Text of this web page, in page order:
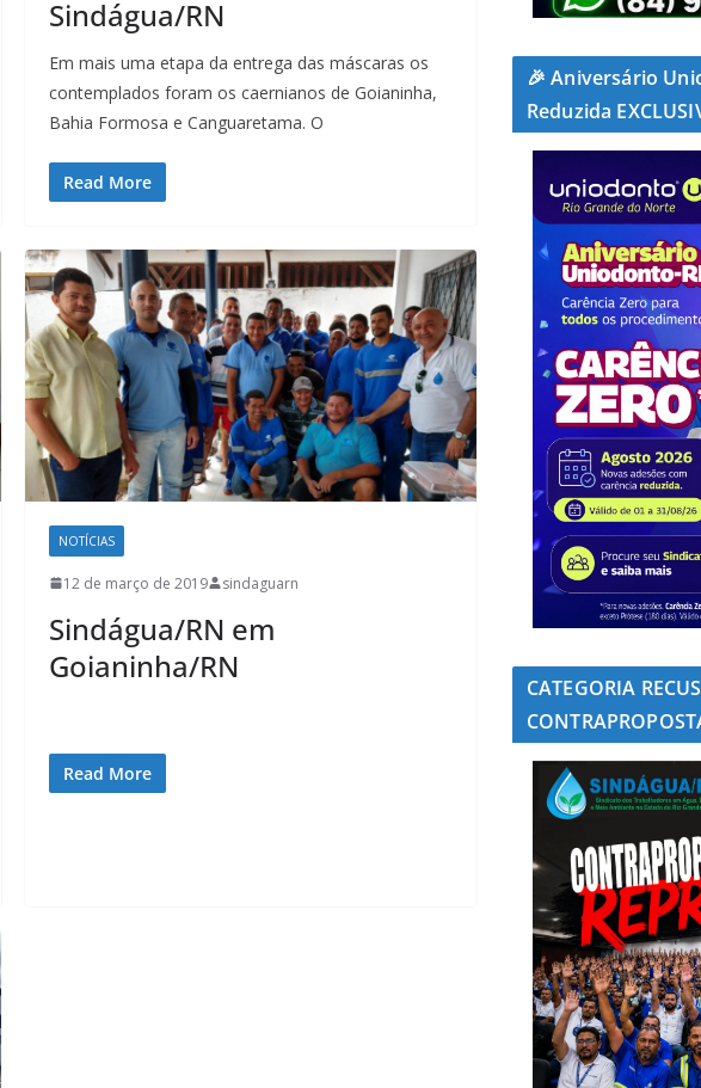
Sindágua/RN
Em mais uma etapa da entrega das máscaras os
contemplados foram os caernianos de Goianinha,
Bahia Formosa e Canguaretama. O
Read More
NOTÍCIAS
12 de março de 2019 sindaguarn
Sindágua/RN em
Goianinha/RN
Read More
🎉 Aniversário
Reduzida
CATEGORIA